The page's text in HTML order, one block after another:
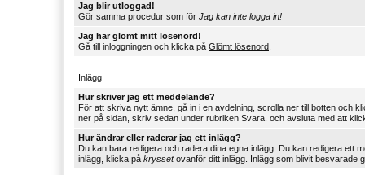
Jag blir utloggad!
Gör samma procedur som för Jag kan inte logga in!
Jag har glömt mitt lösenord!
Gå till inloggningen och klicka på Glömt lösenord
Inlägg
Hur skriver jag ett meddelande?
För att skriva nytt ämne, gå in i en avdelning, scrolla ner till botten och
ner på sidan, skriv sedan under rubriken Svara. och avsluta med att
Hur ändrar eller raderar jag ett inlägg?
Du kan bara redigera och radera dina egna inlägg. Du kan redigera ett
inlägg, klicka på kryssetovanför ditt inlägg. Inlägg som blivit besvarade